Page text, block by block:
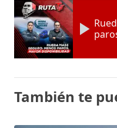
También te